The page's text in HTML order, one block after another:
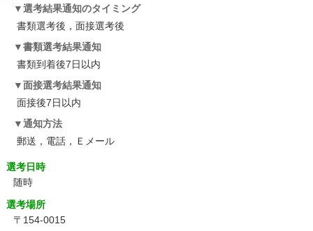
選考結果通知のタイミング
書類選考後，面接選考後
書類選考結果通知
書類到着後7日以内
面接選考結果通知
面接後7日以内
通知方法
郵送，電話，Ｅメール
選考日時
随時
選考場所
〒154-0015